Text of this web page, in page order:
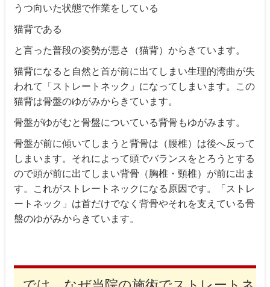
うつ向いた状態で作業をしている
猫背である
と言った普段の姿勢が悪さ（猫背）からきています。
猫背になると自然と首が前に出てしまい生理的湾曲が失
われて「ストレートネック」になってしまいます。この
猫背は骨盤のゆがみからきています。
骨盤がゆがむと骨盤についている背骨もゆがみます。
骨盤が前に傾いてしまうと背骨は（腰椎）は後へ反って
しまいます。それによって頭でバランスをとろうとする
ので頭が前に出てしまい背骨（胸椎・頸椎）が前に出ま
す。これがストレートネックになる原因です。「ストレ
ートネック」は首だけでなく背骨やそれを支えている骨
盤のゆがみからきています。